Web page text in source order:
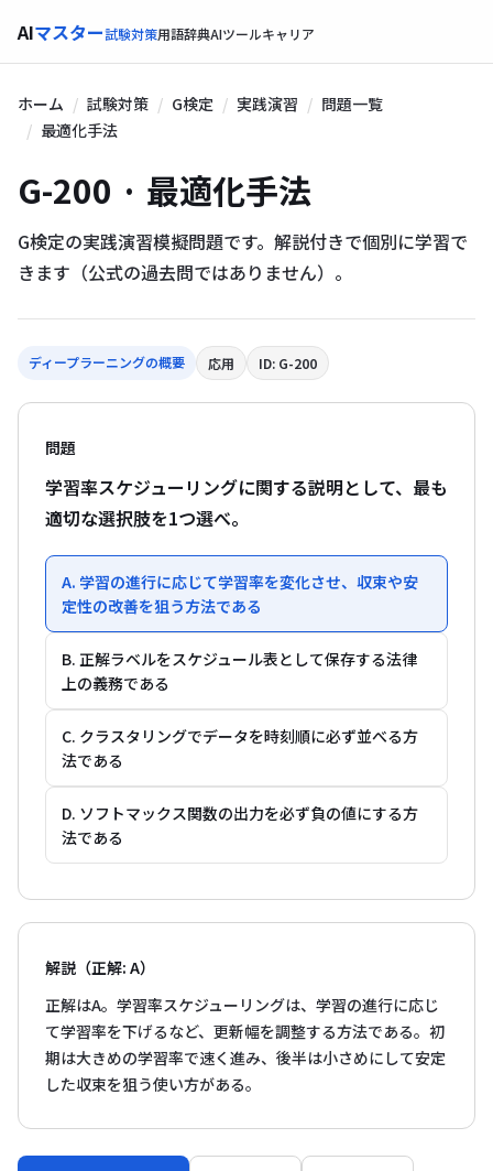
AIマスター試験対策用語辞典AIツールキャリア
ホーム 試験対策 G検定 実践演習
問題一覧
最適化手法
G-200 · 最適化手法
G検定の実践演習模擬問題です。解説付きで個別に学習で
きます（公式の過去問ではありません）。
ディープラーニングの概要 応用 ID: G-200
問題
学習率スケジューリングに関する説明として、最も
適切な選択肢を1つ選べ。
A. 学習の進行に応じて学習率を変化させ、収束や安
定性の改善を狙う方法である
B. 正解ラベルをスケジュール表として保存する法律
上の義務である
C. クラスタリングでデータを時刻順に必ず並べる方
法である
D. ソフトマックス関数の出力を必ず負の値にする方
法である
解説（正解: A）
正解はA。学習率スケジューリングは、学習の進行に応じ
て学習率を下げるなど、更新幅を調整する方法である。初
期は大きめの学習率で速く進み、後半は小さめにして安定
した収束を狙う使い方がある。